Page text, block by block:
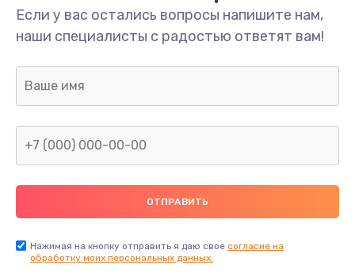
Если у вас остались вопросы напишите нам,
наши специалисты с радостью ответят вам!
Нажимая на кнопку отправить я даю свое согласие на
обработку моих персональных данных.